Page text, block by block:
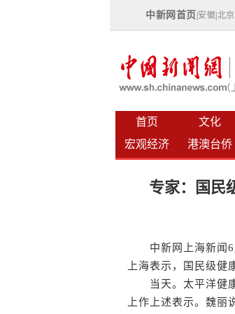
中新网首页 安徽 北京
首页 文化
宏观经济
港澳台侨
专家：国民
中新网上海新闻6
上海表示，国民级健
当天。太平洋健康
上作上述表示。魏